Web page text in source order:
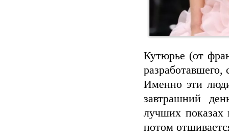
Кутюрье (от
Именно эти
завтрашний
лучших показах
потом